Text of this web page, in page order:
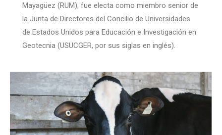
Mayagüez (RUM), fue electa como miembro senior de
la Junta de Directores del Concilio de Universidades
de Estados Unidos para Educación e Investigación en
Geotecnia (USUCGER, por sus siglas en inglés).